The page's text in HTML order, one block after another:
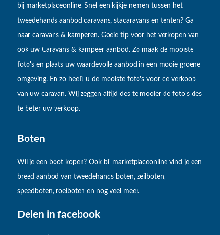
bij marketplaceonline. Snel een kijkje nemen tussen het
tweedehands aanbod caravans, stacaravans en tenten? Ga
naar caravans & kamperen. Goeie tip voor het verkopen van
ook uw Caravans & kampeer aanbod. Zo maak de mooiste
foto's en plaats uw waardevolle aanbod in een mooie groene
omgeving. En zo heeft u de mooiste foto's voor de verkoop
van uw caravan. Wij zeggen altijd des te mooier de foto's des
te beter uw verkoop.
Boten
Wil je een boot kopen? Ook bij marketplaceonline vind je een
breed aanbod van tweedehands boten, zeilboten,
speedboten, roeiboten en nog veel meer.
Delen in facebook